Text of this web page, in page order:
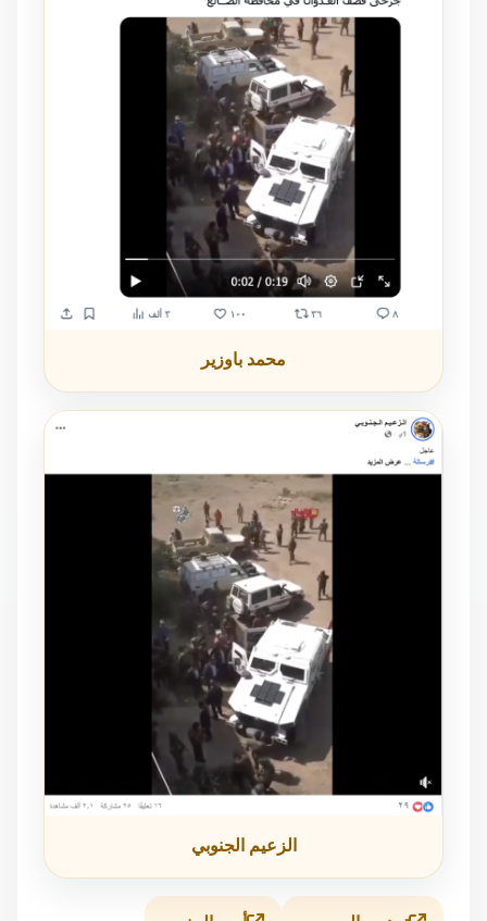
محمد باوزير
الزعيم الجنوبي